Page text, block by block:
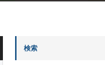
検索